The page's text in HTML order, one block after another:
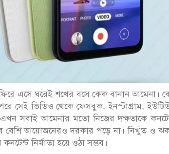
এসে ঘরেই শখের বসে কেক বানান আমেনা।
সেই ভিডিও থেকে ফেসবুক, ইনস্টাগ্রাম,
সবাই আমেনার মতো নিজের দক্ষতাকে
আয়োজনেরও দরকার পড়ে না। নিখুঁত ও
নির্মাতা হয়ে ওঠা সম্ভব।